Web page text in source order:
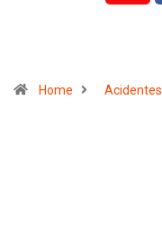
Home Acidentes